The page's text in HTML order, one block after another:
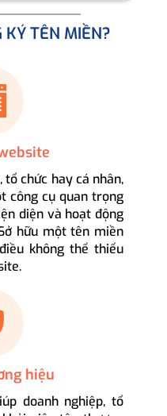
TÊN MIỀN?
chức hay cá nhân,
công cụ quan trọng
diện và hoạt động
hữu một tên miền
không thể thiếu
hiệu
doanh nghiệp, tổ